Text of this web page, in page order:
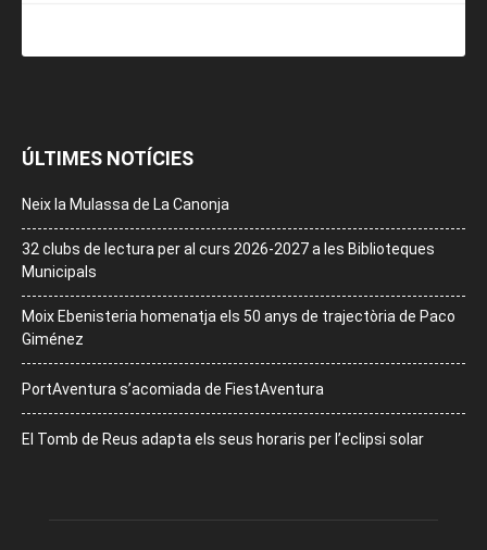
ÚLTIMES NOTÍCIES
Neix la Mulassa de La Canonja
32 clubs de lectura per al curs 2026-2027 a les Biblioteques
Municipals
Moix Ebenisteria homenatja els 50 anys de trajectòria de Paco
Giménez
PortAventura s’acomiada de FiestAventura
El Tomb de Reus adapta els seus horaris per l’eclipsi solar